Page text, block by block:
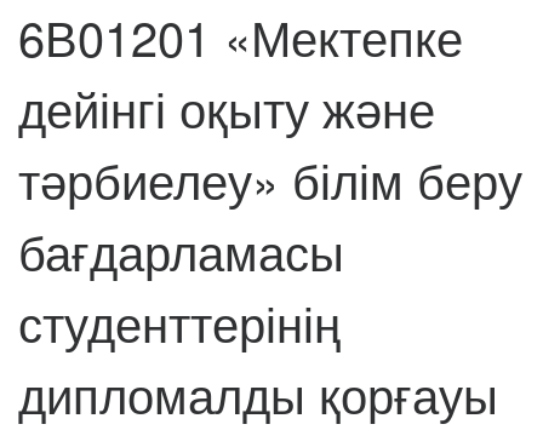
6В01201 «Мектепке
дейінгі оқыту және
тәрбиелеу» білім беру
бағдарламасы
студенттерінің
дипломалды қорғауы